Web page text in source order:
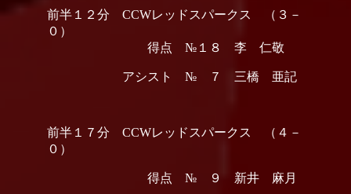
前半１２分 CCWレッドスパークス （３－
０）
得点 №１８ 李 仁敬
アシスト № ７ 三橋 亜記
前半１７分 CCWレッドスパークス （４－
０）
得点 № ９ 新井 麻月